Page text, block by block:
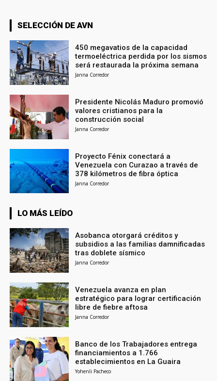
SELECCIÓN DE AVN
450 megavatios de la capacidad
termoeléctrica perdida por los sismos
será restaurada la próxima semana
Janna Corredor
Presidente Nicolás Maduro promovió
valores cristianos para la
construcción social
Janna Corredor
Proyecto Fénix conectará a
Venezuela con Curazao a través de
378 kilómetros de fibra óptica
Janna Corredor
LO MÁS LEÍDO
Asobanca otorgará créditos y
subsidios a las familias damnificadas
tras doblete sísmico
Janna Corredor
Venezuela avanza en plan
estratégico para lograr certificación
libre de fiebre aftosa
Janna Corredor
Banco de los Trabajadores entrega
financiamientos a 1.766
establecimientos en La Guaira
Yohenli Pacheco